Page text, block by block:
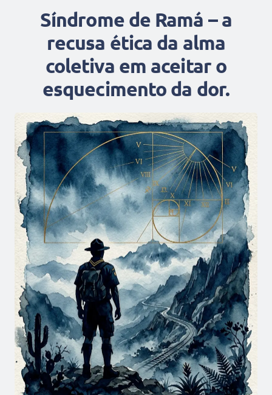
Síndrome de Ramá – a
recusa ética da alma
coletiva em aceitar o
esquecimento da dor.